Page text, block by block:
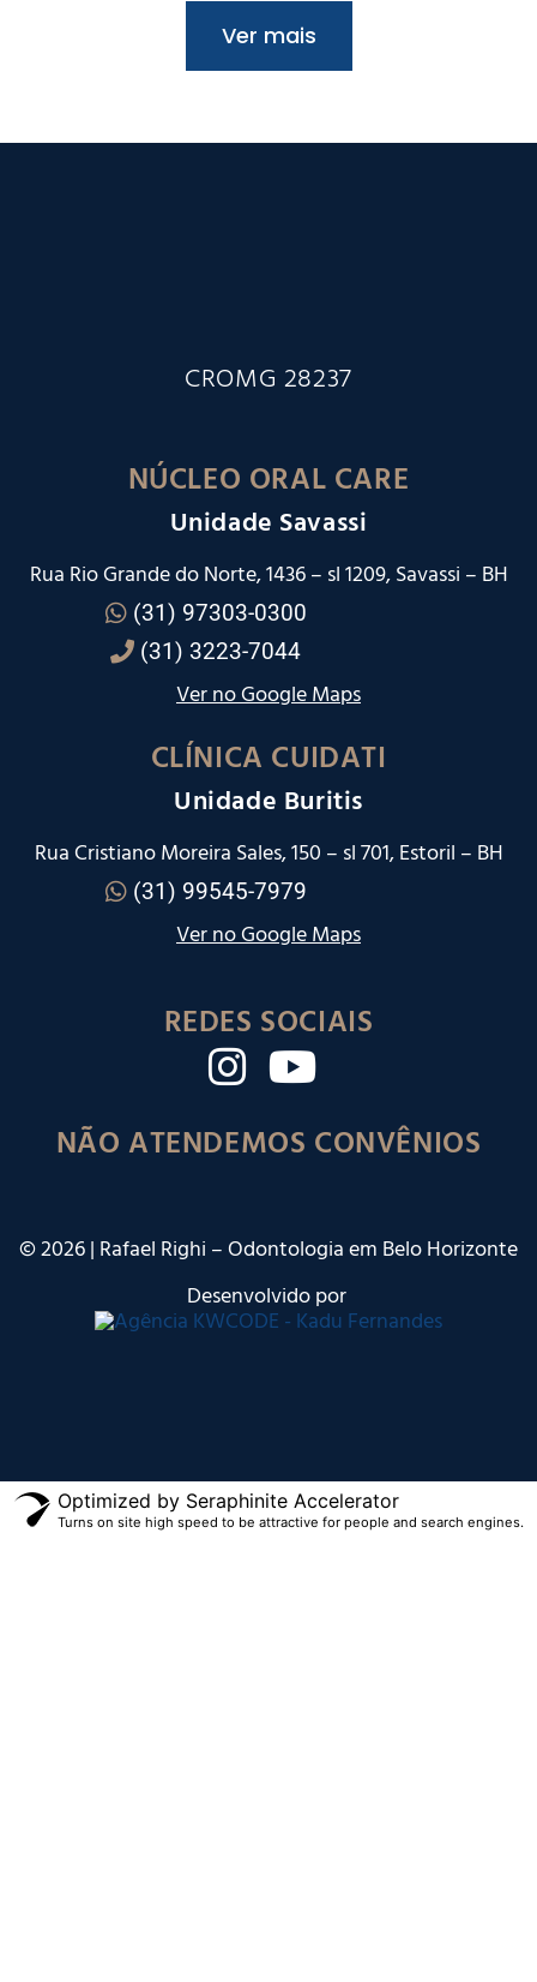
Ver mais
CROMG 28237
NÚCLEO ORAL CARE
Unidade Savassi
Rua Rio Grande do Norte, 1436 – sl 1209, Savassi – BH
(31) 97303-0300
(31) 3223-7044
Ver no Google Maps
CLÍNICA CUIDATI
Unidade Buritis
Rua Cristiano Moreira Sales, 150 – sl 701, Estoril – BH
(31) 99545-7979
Ver no Google Maps
REDES SOCIAIS
NÃO ATENDEMOS CONVÊNIOS
©2026| Rafael Righi – Odontologia em Belo Horizonte
Desenvolvido por
Optimized by Seraphinite Accelerator
Turns on site high speed to be attractive for people and search engines.